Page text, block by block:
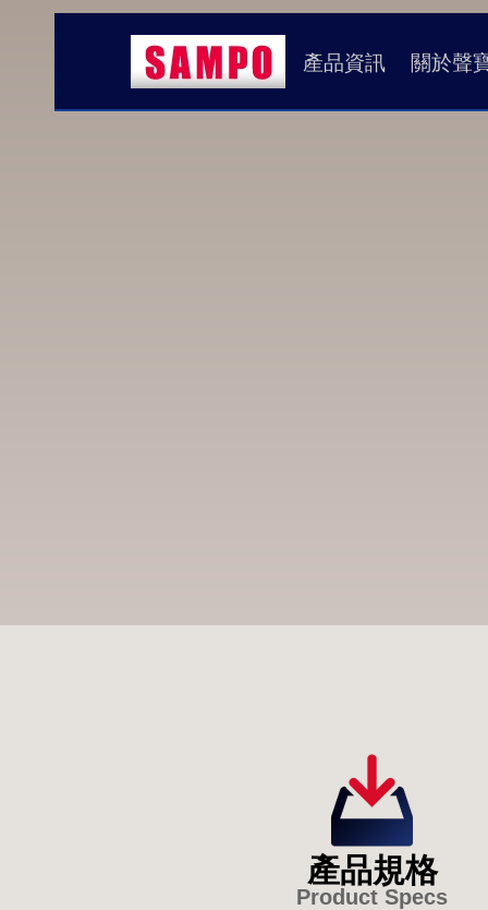
產品資訊 關於聲
產品規格
Product Specs